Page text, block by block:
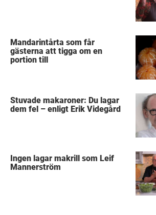
Mandarintårta som får
gästerna att tigga om en
portion till
Stuvade makaroner: Du lagar
dem fel – enligt Erik Videgård
Ingen lagar makrill som Leif
Mannerström